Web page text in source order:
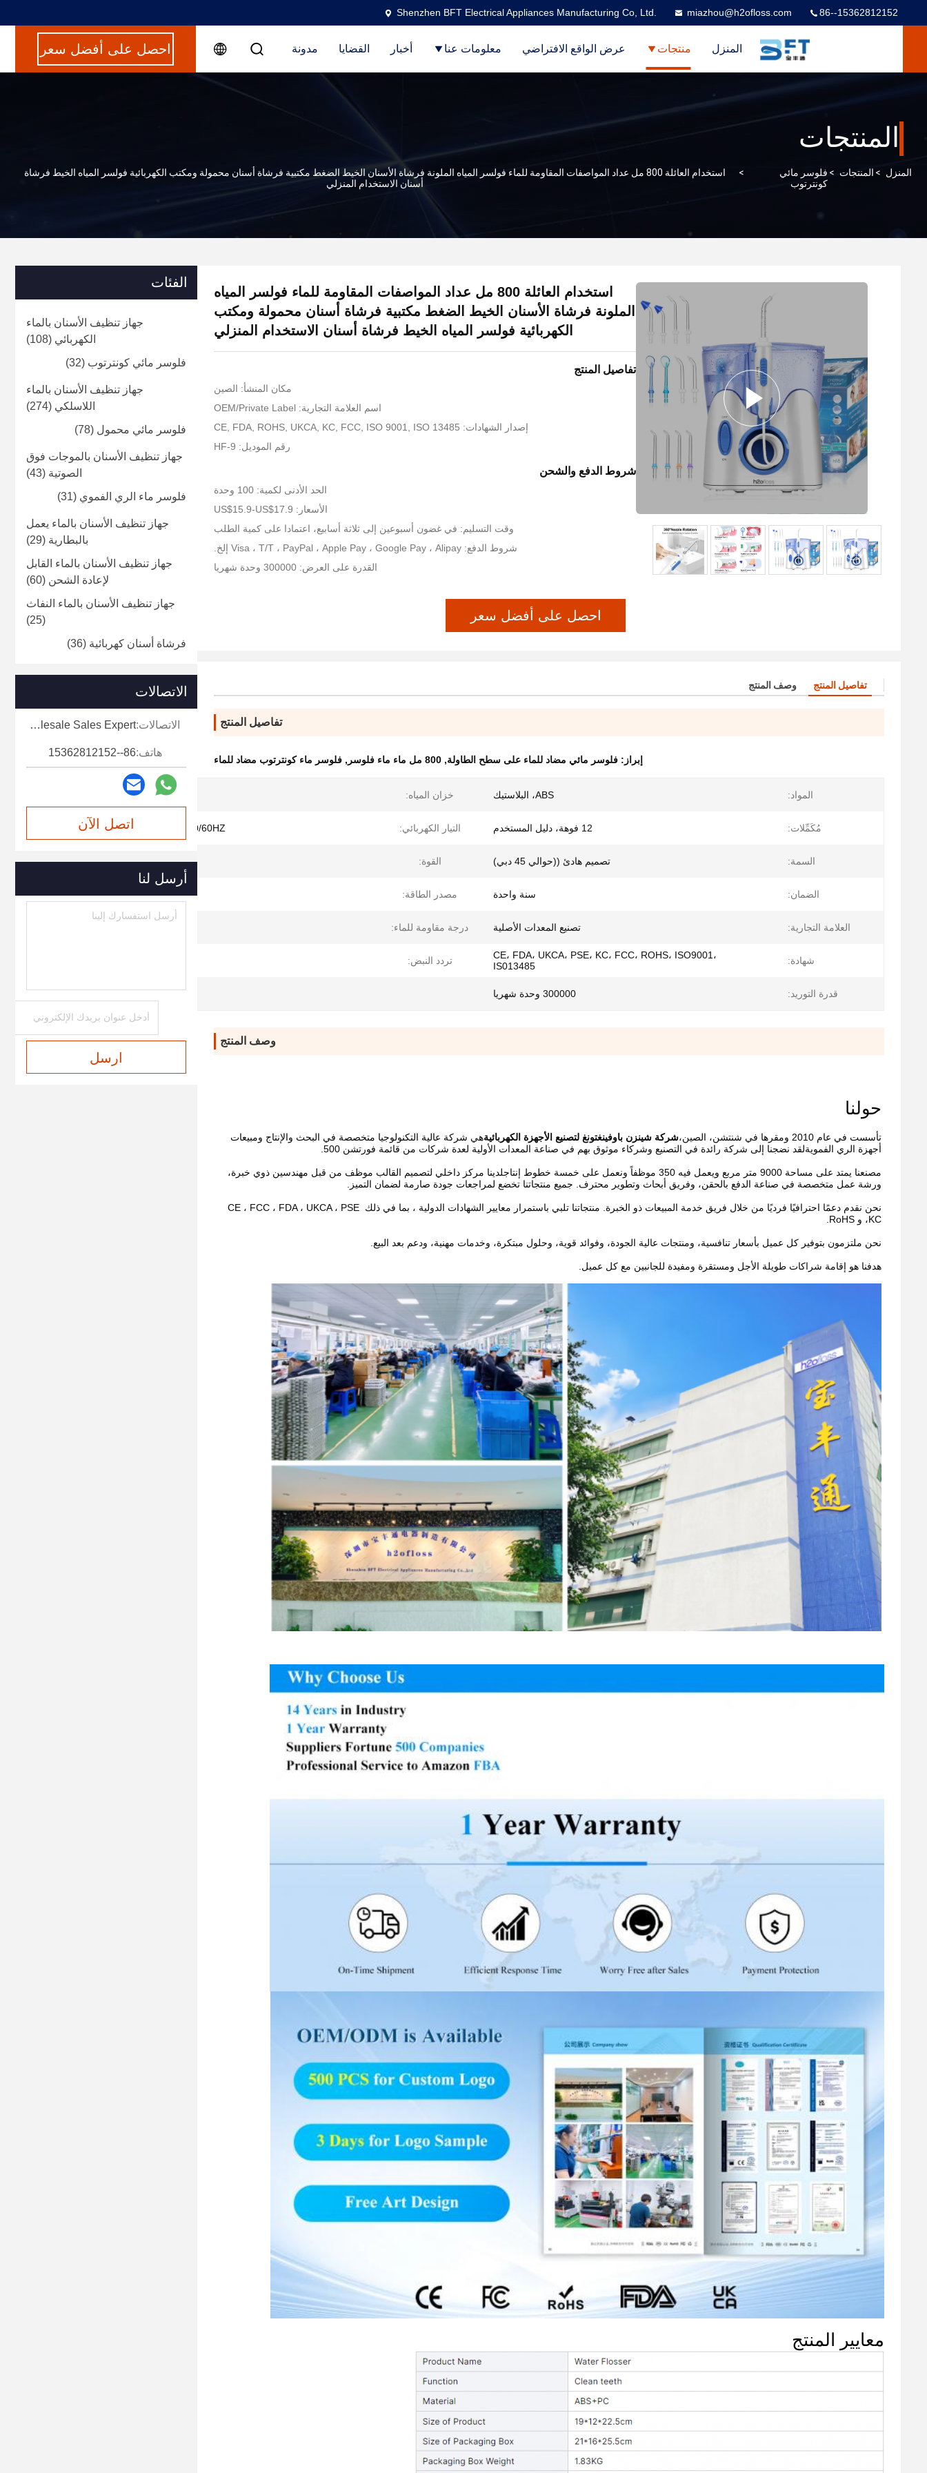
Shenzhen BFT Electrical Appliances Manufacturing Co, Ltd. miazhou@h2ofloss.com 86--15362812152
المنزل منتجات عرض الواقع الافتراضي معلومات عنا أخبار القضايا مدونة احصل على أفضل سعر
المنتجات
المنزل > المنتجات > فلوسر مائي
كونترتوب
>
استخدام العائلة 800 مل عداد المواصفات المقاومة للماء فولسر المياه الملونة فرشاة الأسنان الخيط الضغط مكتبية فرشاة أسنان محمولة ومكتب الكهربائية فولسر المياه الخيط فرشاة
أسنان الاستخدام المنزلي
استخدام العائلة 800 مل عداد المواصفات المقاومة للماء فولسر المياه
الملونة فرشاة الأسنان الخيط الضغط مكتبية فرشاة أسنان محمولة ومكتب
الكهربائية فولسر المياه الخيط فرشاة أسنان الاستخدام المنزلي
تفاصيل المنتج
مكان المنشأ: الصين
اسم العلامة التجارية: OEM/Private Label
إصدار الشهادات: CE, FDA, ROHS, UKCA, KC, FCC, ISO 9001, ISO 13485
رقم الموديل: HF-9
شروط الدفع والشحن
الحد الأدنى لكمية: 100 وحدة
الأسعار: US$15.9-US$17.9
وقت التسليم: في غضون أسبوعين إلى ثلاثة أسابيع، اعتمادا على كمية الطلب
شروط الدفع: Visa ، T/T ، PayPal ، Apple Pay ، Google Pay ، Alipay إلخ.
القدرة على العرض: 300000 وحدة شهريا
احصل على أفضل سعر
تفاصيل المنتج وصف المنتج
تفاصيل المنتج
إبراز: فلوسر مائي مضاد للماء على سطح الطاولة, 800 مل ماء ماء فلوسر , فلوسر ماء كونترتوب مضاد للماء
المواد: ABS، البلاستيك خزان المياه: 800 مل
مُكَمِّلات: 12 فوهة، دليل المستخدم التيار الكهربائي: AC-220V-50/60HZ ((مخصصة)
السمة: تصميم هادئ ((حوالي 45 دبي) القوة: 45واط
الضمان: سنة واحدة مصدر الطاقة: البطارية شحنت
العلامة التجارية: تصنيع المعدات الأصلية درجة مقاومة للماء:
شهادة:
CE، FDA، UKCA، PSE، KC، FCC، ROHS، ISO9001،
IS013485
تردد النبض:
قدرة التوريد: 300000 وحدة شهريا
وصف المنتج
حولنا
تأسست في عام 2010 ومقرها في شنتشن، الصين، شركة شينزن باوفينغتونغ لتصنيع الأجهزة الكهربائية
أجهزة الري الفمويةلقد نضجنا إلى شركة رائدة في التصنيع وشركاء موثوق بهم في صناعة المعدات الأولية لعدة شركات من قائمة فورتشن 500.
ورشة عمل متخصصة في صناعة الدفع بالحقن، وفريق أبحاث وتطوير محترف. جميع منتجاتنا تخضع لمراجعات جودة صارمة لضمان التميز.
نحن نقدم دعمًا احترافيًا فرديًا من خلال فريق خدمة المبيعات ذو الخبرة. منتجاتنا تلبي باستمرار معايير الشهادات الدولية ، بما في ذلك CE ، FCC ، FDA ، UKCA ، PSE
،KC و RoHS.
نحن ملتزمون بتوفير كل عميل بأسعار تنافسية، ومنتجات عالية الجودة، وفوائد قوية، وحلول مبتكرة، وخدمات مهنية، ودعم بعد البيع.
هدفنا هو إقامة شراكات طويلة الأجل ومستقرة ومفيدة للجانبين مع كل عميل.
معايير المنتج
الفئات
جهاز تنظيف الأسنان بالماء
الكهربائي (108)
فلوسر مائي كونترتوب (32)
جهاز تنظيف الأسنان بالماء
اللاسلكي (274)
فلوسر مائي محمول (78)
جهاز تنظيف الأسنان بالموجات فوق
الصوتية (43)
فلوسر ماء الري الفموي (31)
جهاز تنظيف الأسنان بالماء يعمل
بالبطارية (29)
جهاز تنظيف الأسنان بالماء القابل
لإعادة الشحن (60)
جهاز تنظيف الأسنان بالماء النفاث
(25)
فرشاة أسنان كهربائية (36)
الاتصالات
الاتصالات: Miss. Mia-Wholesale Sales Expert
هاتف:86--15362812152
اتصل الآن
أرسل لنا
ارسل